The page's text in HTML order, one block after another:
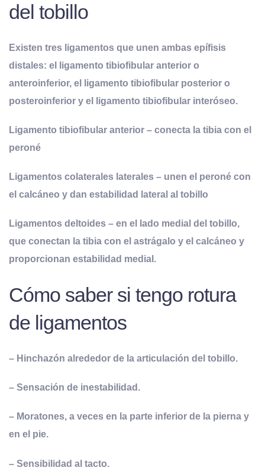
del tobillo
Existen tres ligamentos que unen ambas epífisis
distales: el ligamento tibiofibular anterior o
anteroinferior, el ligamento tibiofibular posterior o
posteroinferior y el ligamento tibiofibular interóseo.
Ligamento tibiofibular anterior – conecta la tibia con el
peroné
Ligamentos colaterales laterales – unen el peroné con
el calcáneo y dan estabilidad lateral al tobillo
Ligamentos deltoides – en el lado medial del tobillo,
que conectan la tibia con el astrágalo y el calcáneo y
proporcionan estabilidad medial.
Cómo saber si tengo rotura
de ligamentos
– Hinchazón alrededor de la articulación del tobillo.
– Sensación de inestabilidad.
– Moratones, a veces en la parte inferior de la pierna y
en el pie.
– Sensibilidad al tacto.